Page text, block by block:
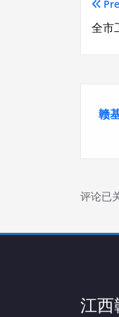
文
航
全市
赣
评论已
江西